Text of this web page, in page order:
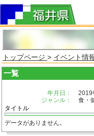
トップページ > イベント情
一覧
年月日：
2019
ジャンル：
食・
タイトル
データがありません。